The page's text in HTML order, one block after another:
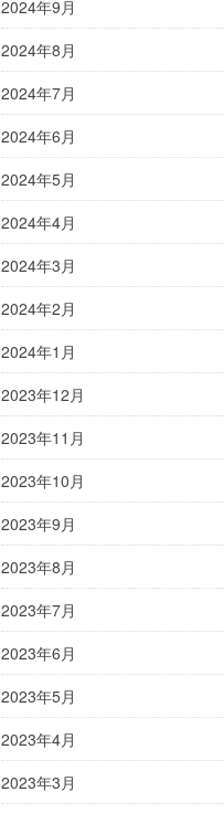
2024年9月
2024年8月
2024年7月
2024年6月
2024年5月
2024年4月
2024年3月
2024年2月
2024年1月
2023年12月
2023年11月
2023年10月
2023年9月
2023年8月
2023年7月
2023年6月
2023年5月
2023年4月
2023年3月